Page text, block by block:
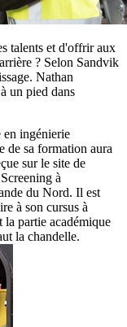
talents et d'offrir aux
? Selon Sandvik
Nathan
un pied dans
en ingénierie
de sa formation aura
sur le site de
à
du Nord. Il est
à son cursus à
partie académique
la chandelle.